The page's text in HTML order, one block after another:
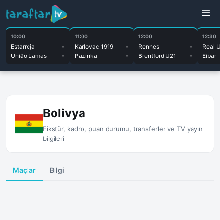
10:00
Estarreja
-
União Lamas
-
11:00
Karlovac 1919
-
Pazinka
-
12:00
Rennes
-
Brentford U21
-
12:30
Real
Eibar
Bolivya
Fikstür, kadro, puan durumu, transferler ve TV yayın
bilgileri
Maçlar Bilgi